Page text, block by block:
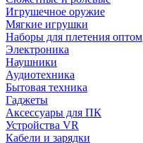
Игрушечное оружие
Мягкие игрушки
Наборы для плетения оптом
Электроника
Наушники
Аудиотехника
Бытовая техника
Гаджеты
Аксессуары для ПК
Устройства VR
Кабели и зарядки